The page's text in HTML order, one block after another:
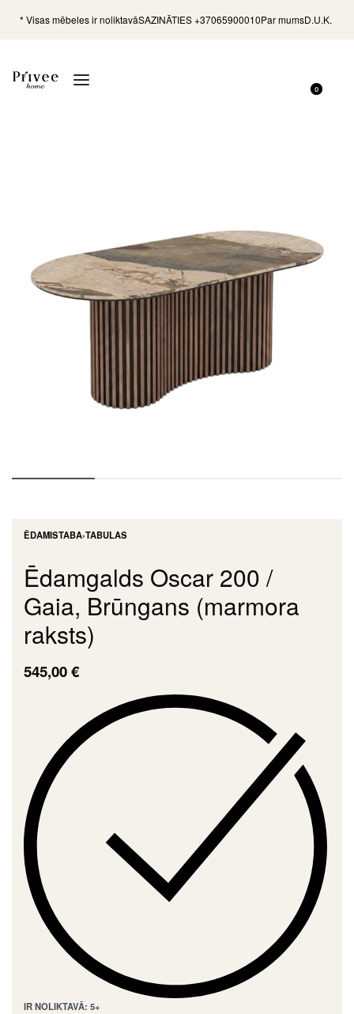
* Visas mēbeles ir noliktavāSAZINĀTIES +37065900010Par mumsD.U.K.
0
ĒDAMISTABA›TABULAS
Ēdamgalds Oscar 200 /
Gaia, Brūngans (marmora
raksts)
545,00€
IR NOLIKTAVĀ: 5+